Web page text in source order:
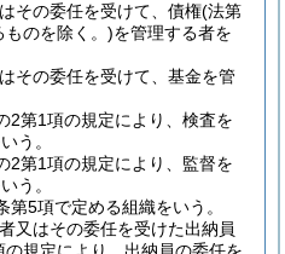
その委任を受けて、債権(法第
ものを除く。)を管理する者を
その委任を受けて、基金を管
第1項の規定により、検査を
う。
第1項の規定により、監督を
う。
5項で定める組織をいう。
又はその委任を受けた出納員